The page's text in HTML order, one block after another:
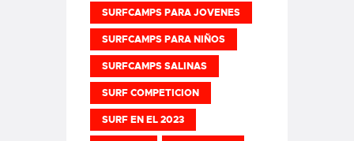
SURFCAMPS PARA JOVENES
SURFCAMPS PARA NIÑOS
SURFCAMPS SALINAS
SURF COMPETICION
SURF EN EL 2023